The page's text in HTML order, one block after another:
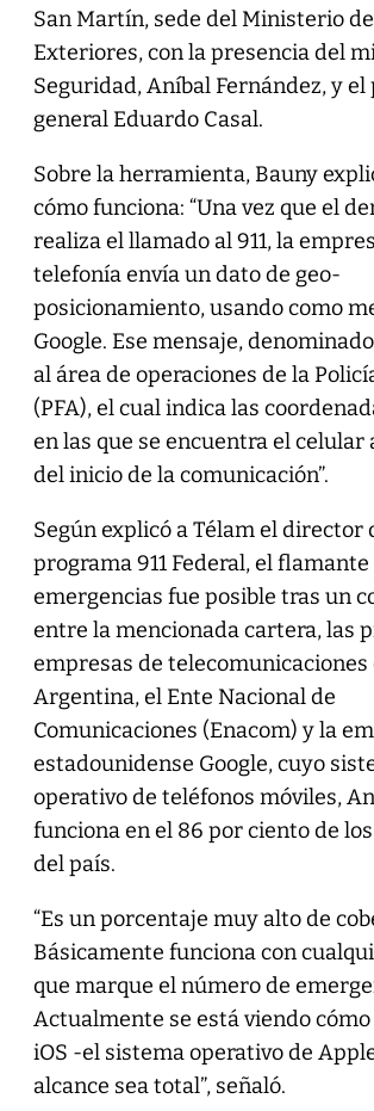
San Martín, sede del Ministerio
Exteriores, con la presencia del
Seguridad, Aníbal Fernández, y
general Eduardo Casal.
Sobre la herramienta, Bauny
cómo funciona: “Una vez que el
realiza el llamado al 911, la
telefonía envía un dato de geo-
posicionamiento, usando como
Google. Ese mensaje, denominado
al área de operaciones de la
(PFA), el cual indica las
en las que se encuentra el celular
del inicio de la comunicación”.
Según explicó a Télam el director
programa 911 Federal, el
emergencias fue posible tras un
entre la mencionada cartera, las
empresas de telecomunicaciones
Argentina, el Ente Nacional de
Comunicaciones (Enacom) y la
estadounidense Google, cuyo
operativo de teléfonos móviles,
funciona en el 86 por ciento de
del país.
“Es un porcentaje muy alto de
Básicamente funciona con
que marque el número de
Actualmente se está viendo
iOS -el sistema operativo de
alcance sea total”, señaló.